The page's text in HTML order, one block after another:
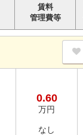
賃料
管理費等
0.60
万円
なし